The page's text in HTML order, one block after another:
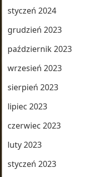
styczeń 2024
grudzień 2023
październik 2023
wrzesień 2023
sierpień 2023
lipiec 2023
czerwiec 2023
luty 2023
styczeń 2023